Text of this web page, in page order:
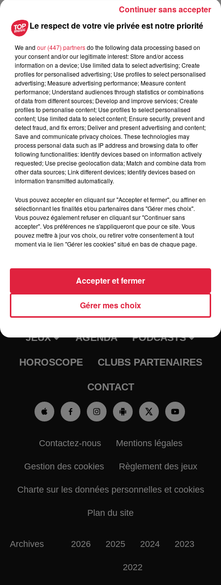
School
SCHOOL ÉPISODE 2 : MAELYSS
LEPAGE
JEUX AGENDA PODCASTS
HOROSCOPE CLUBS PARTENAIRES
CONTACT
Contactez-nous Mentions légales
Gestion des cookies Règlement des jeux
Charte sur les données personnelles et cookies
Plan du site
Archives 2026 2025 2024 2023
2022
Le respect de votre vie privée est notre priorité
We and our (447) partnersdo the following data processing based on
your consent and/or our legitimate interest: Store and/or access
information on a device; Use limited data to select advertising; Create
profiles for personalised advertising; Use profiles to select personalised
advertising; Measure advertising performance; Measure content
performance; Understand audiences through statistics or combinations
of data from different sources; Develop and improve services; Create
profiles to personalise content; Use profiles to select personalised
content; Use limited data to select content; Ensure security, prevent and
detect fraud, and fix errors; Deliver and present advertising and content;
Save and communicate privacy choices. These technologies may
process personal data such as IP address and browsing data to offer
following functionalities: Identify devices based on information actively
requested; Use precise geolocation data; Match and combine data from
other data sources; Link different devices; Identify devices based on
information transmitted automatically.
Vous pouvez accepter en cliquant sur "Accepter et fermer", ou affiner en
sélectionnant les finalités et/ou partenaires dans "Gérer mes choix".
Vous pouvez également refuser en cliquant sur "Continuer sans
accepter". Vos préférences ne s'appliqueront que pour ce site. Vous
pouvez mettre à jour vos choix, ou retirer votre consentement à tout
moment via le lien "Gérer les cookies" situé en bas de chaque page.
Gérer mes choix
Accepter et fermer
Continuer sans accepter